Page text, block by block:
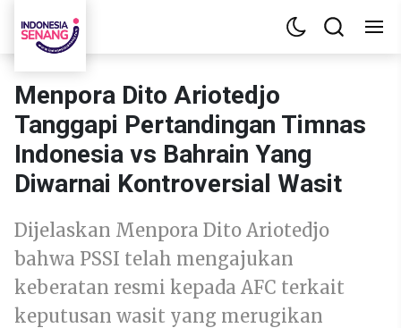
Menpora Dito Ariotedjo
Tanggapi Pertandingan Timnas
Indonesia vs Bahrain Yang
Diwarnai Kontroversial Wasit
Dijelaskan Menpora Dito Ariotedjo
bahwa PSSI telah mengajukan
keberatan resmi kepada AFC terkait
keputusan wasit yang merugikan